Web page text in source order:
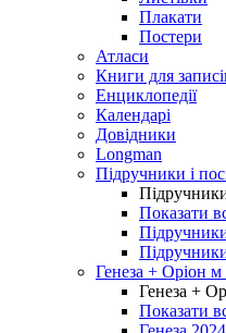
Плакати
Постери
Атласи
Книги для
Енциклопедії
Календарі
Довідники
Longman
Підручники і
Показати
Генеза + Оріон м
Генеза +
Показати